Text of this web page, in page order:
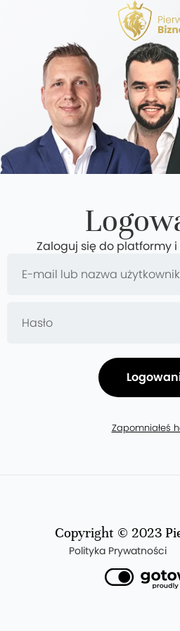
Zaloguj się do platformy
Zapomniałeś
Copyright © 2023
Polityka Prywatności